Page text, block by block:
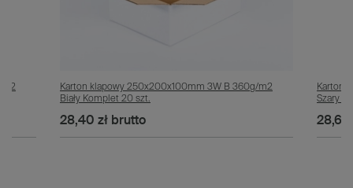
m2
Karton klapowy 250x200x100mm 3W B 360g/m2
Biały Komplet 20 szt.
28,40 złbrutto
Karton
Szary
28,60